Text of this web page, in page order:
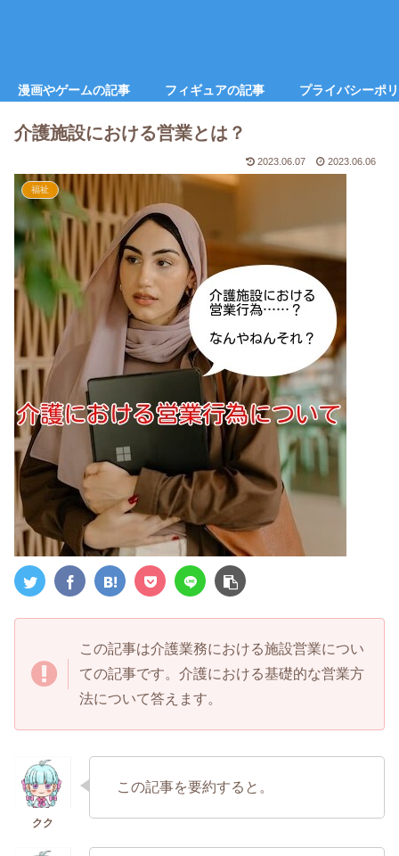
漫画やゲームの記事 フィギュアの記事 プライバシーポ
介護施設における営業とは？
2023.06.07 2023.06.06
福祉
この記事は介護業務における施設営業につい
ての記事です。介護における基礎的な営業方
法について答えます。
この記事を要約すると。